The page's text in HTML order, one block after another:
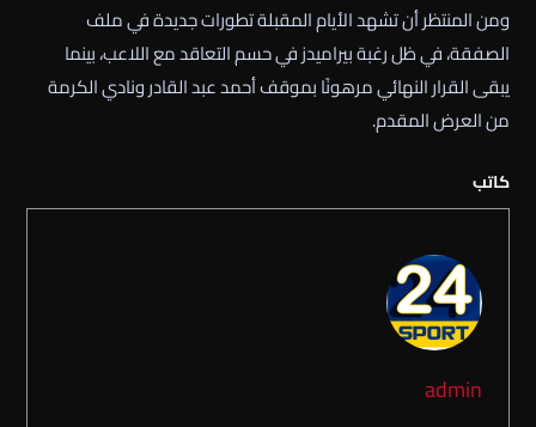
ومن المنتظر أن تشهد الأيام المقبلة تطورات جديدة في ملف
الصفقة، في ظل رغبة بيراميدز في حسم التعاقد مع اللاعب، بينما
يبقى القرار النهائي مرهونًا بموقف أحمد عبد القادر ونادي الكرمة
من العرض المقدم.
كاتب
admin